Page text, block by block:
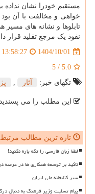
مستقیم خودرا نشان
خواهی و مخالفت با آن
تابلوها و نشانه های
نفوذ یک مرجع تقلید قرار
1404/10/01
13:58:27
5.0
/
5
تگهای خبر:
آثار ,
این مطلب را می
تازه ترین مطالب مرتبط
لطفا زبان فارسی را تکه پاره نکنید!
تاکید بر توسعه همکاری ها در عرصه
سیر کتابخانه ملی ایران
پیام تسلیت وزیر فرهنگ به